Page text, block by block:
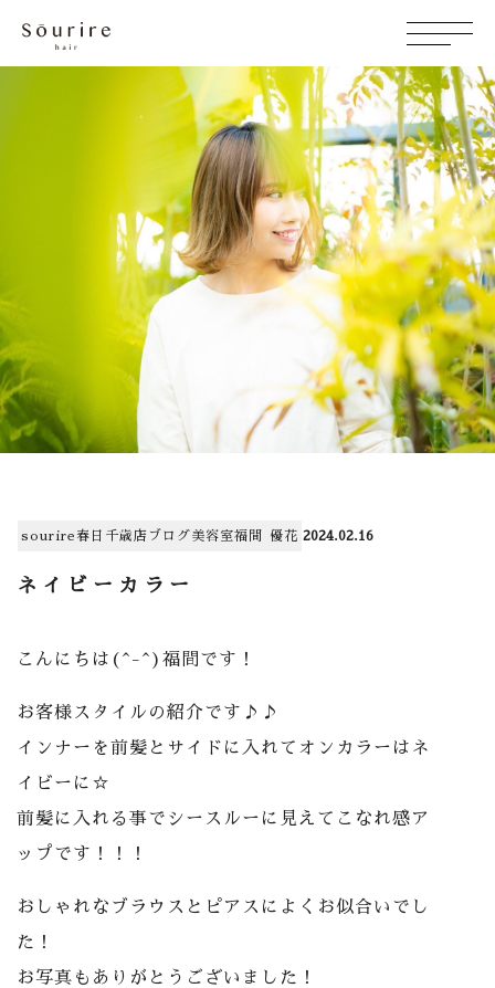
sourire春日千歳店 ブログ美容室福間 優花 2024.02.16
ネイビーカラー
こんにちは(^-^)福間です！
お客様スタイルの紹介です♪♪
インナーを前髪とサイドに入れてオンカラーはネ
イビーに☆
前髪に入れる事でシースルーに見えてこなれ感ア
ップです！！！
おしゃれなブラウスとピアスによくお似合いでし
た！
お写真もありがとうございました！